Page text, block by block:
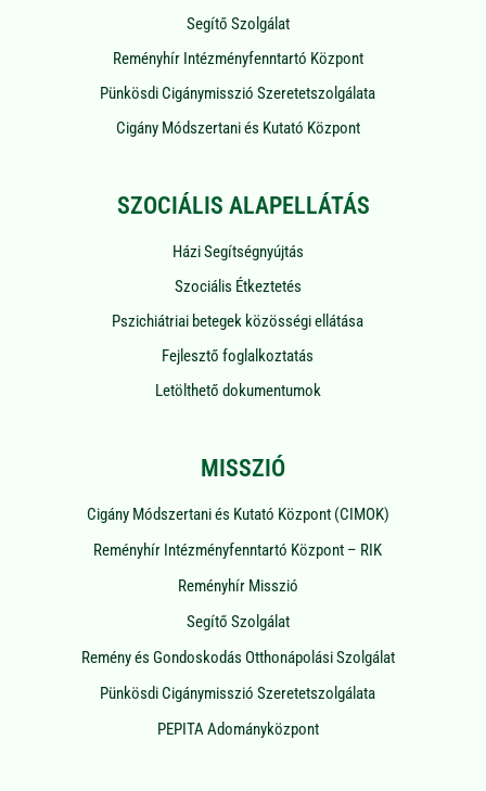
Segítő Szolgálat
Reményhír Intézményfenntartó Központ
Pünkösdi Cigánymisszió Szeretetszolgálata
Cigány Módszertani és Kutató Központ
SZOCIÁLIS ALAPELLÁTÁS
Házi Segítségnyújtás
Szociális Étkeztetés
Pszichiátriai betegek közösségi ellátása
Fejlesztő foglalkoztatás
Letölthető dokumentumok
MISSZIÓ
Cigány Módszertani és Kutató Központ (CIMOK)
Reményhír Intézményfenntartó Központ – RIK
Reményhír Misszió
Segítő Szolgálat
Remény és Gondoskodás Otthonápolási Szolgálat
Pünkösdi Cigánymisszió Szeretetszolgálata
PEPITA Adományközpont